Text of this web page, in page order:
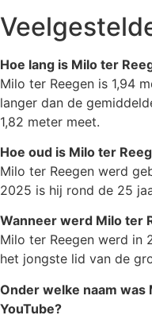
Hoe lang is Milo ter
Milo ter Reegen is 1,94
langer dan de
1,82 meter meet.
Hoe oud is Milo ter
Milo ter Reegen werd
2025 is hij rond de 25
Wanneer werd Milo ter
Milo ter Reegen werd in
het jongste lid van de
Onder welke naam
YouTube?